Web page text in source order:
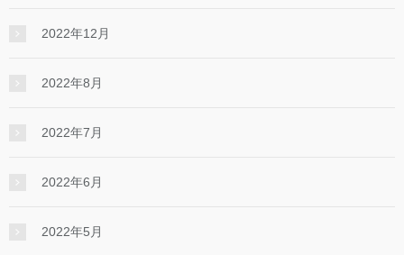
2022年12月
2022年8月
2022年7月
2022年6月
2022年5月